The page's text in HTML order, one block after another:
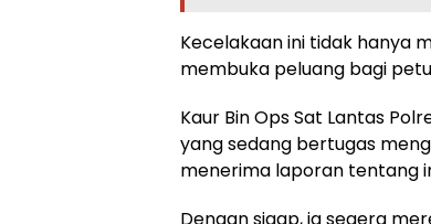
Kecelakaan ini tidak hanya
membuka peluang bagi
Kaur Bin Ops Sat Lantas
yang sedang bertugas
menerima laporan tentang